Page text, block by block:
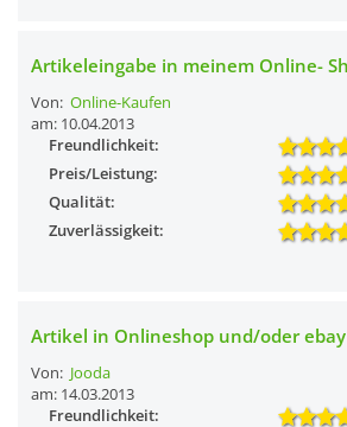
Artikeleingabe in meinem Online-
Von: Online-Kaufen
am: 10.04.2013
Freundlichkeit:
Preis/Leistung:
Qualität:
Zuverlässigkeit:
Artikel in Onlineshop und/oder
Von: Jooda
am: 14.03.2013
Freundlichkeit: